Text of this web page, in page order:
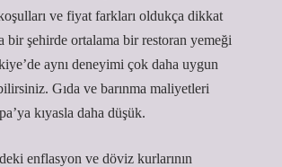
ve fiyat farkları oldukça dikkat
bir şehirde ortalama bir restoran yemeği
aynı deneyimi çok daha uygun
Gıda ve barınma maliyetleri
kıyasla daha düşük.
enflasyon ve döviz kurlarının